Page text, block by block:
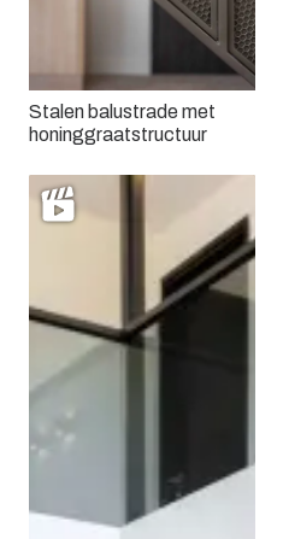
Stalen balustrade met
honinggraatstructuur